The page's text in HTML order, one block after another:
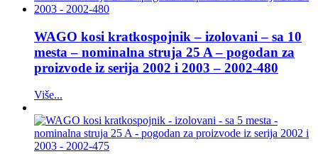
WAGO kosi kratkospojnik – izolovani – sa 10
mesta – nominalna struja 25 A – pogodan za
proizvode iz serija 2002 i 2003 – 2002-480
Više...